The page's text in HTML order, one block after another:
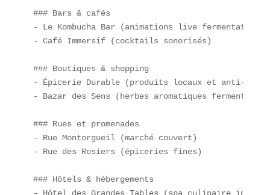
### Bars & cafés
- Le Kombucha Bar (animations live
- Café Immersif (cocktails sonorisés)
### Boutiques & shopping
- Épicerie Durable (produits locaux et anti-
- Bazar des Sens (herbes aromatiques
### Rues et promenades
- Rue Montorgueil (marché couvert)
- Rue des Rosiers (épiceries fines)
### Hôtels & hébergements
- Hôtel des Grandes Tables (spa culinaire